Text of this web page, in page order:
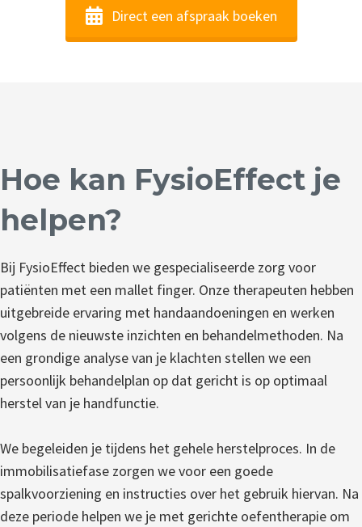
Direct een afspraak boeken
Hoe kan FysioEffect je
helpen?
Bij FysioEffect bieden we gespecialiseerde zorg voor
patiënten met een mallet finger. Onze therapeuten hebben
uitgebreide ervaring met handaandoeningen en werken
volgens de nieuwste inzichten en behandelmethoden. Na
een grondige analyse van je klachten stellen we een
persoonlijk behandelplan op dat gericht is op optimaal
herstel van je handfunctie.
We begeleiden je tijdens het gehele herstelproces. In de
immobilisatiefase zorgen we voor een goede
spalkvoorziening en instructies over het gebruik hiervan. Na
deze periode helpen we je met gerichte oefentherapie om